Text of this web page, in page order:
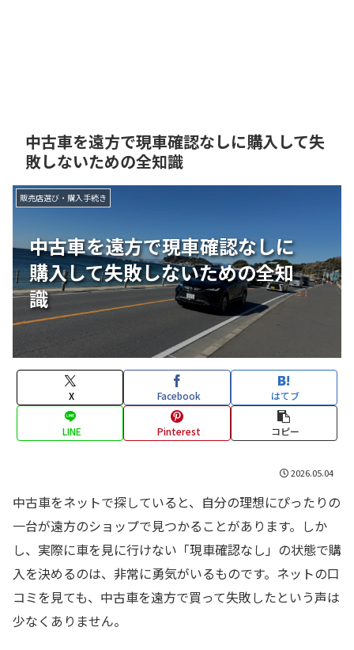
中古車を遠方で現車確認なしに購入して失
敗しないための全知識
中古車を遠方で現車確認なしに
購入して失敗しないための全知
識
販売店選び・購入手続き
X Facebook はてブ
LINE Pinterest コピー
2026.05.04
中古車をネットで探していると、自分の理想にぴったりの
一台が遠方のショップで見つかることがあります。しか
し、実際に車を見に行けない「現車確認なし」の状態で購
入を決めるのは、非常に勇気がいるものです。ネットの口
コミを見ても、中古車を遠方で買って失敗したという声は
少なくありません。